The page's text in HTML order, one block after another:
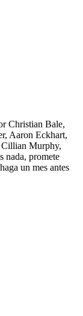
Christian Bale,
Aaron Eckhart,
Cillian Murphy,
nada, promete
un mes antes